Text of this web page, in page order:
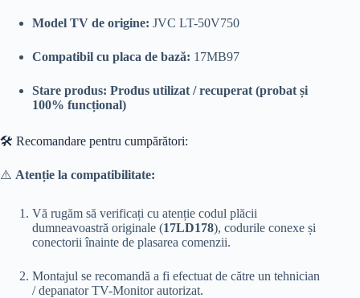
Model TV de origine: JVC LT-50V750
Compatibil cu placa de bază: 17MB97
Stare produs: Produs utilizat / recuperat (probat și
100% funcțional)
🛠️ Recomandare pentru cumpărători:
⚠️ Atenție la compatibilitate:
Vă rugăm să verificați cu atenție codul plăcii
dumneavoastră originale (17LD178), codurile conexe și
conectorii înainte de plasarea comenzii.
Montajul se recomandă a fi efectuat de către un tehnician
/ depanator TV-Monitor autorizat.